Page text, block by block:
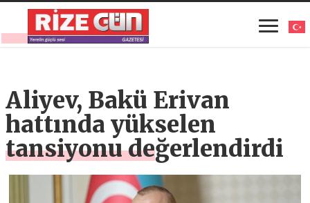
Aliyev, Bakü Erivan
hattında yükselen
tansiyonu değerlendirdi